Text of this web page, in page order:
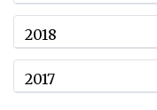
2018
2017